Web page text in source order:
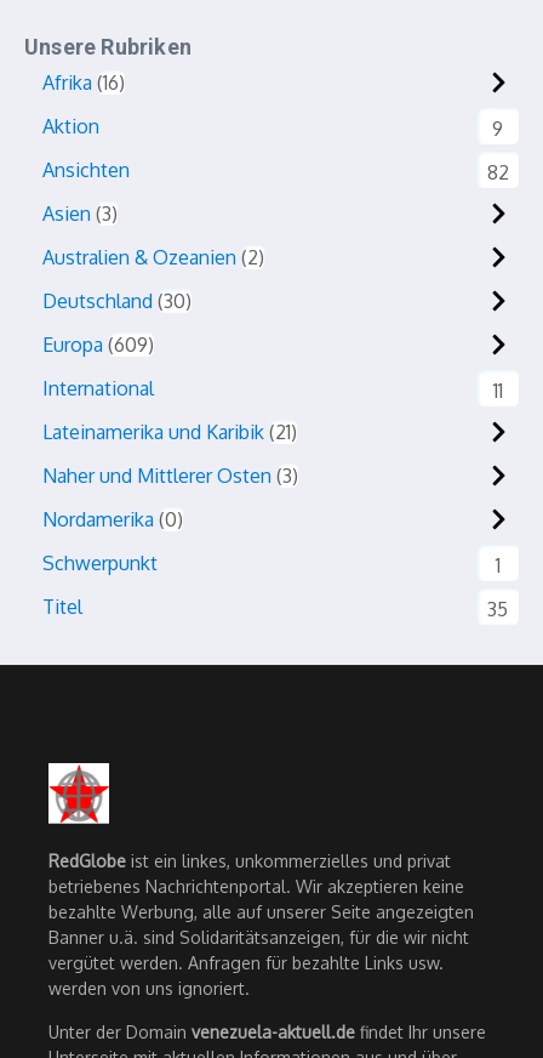
Unsere Rubriken
Afrika 16
Aktion
9
Ansichten
82
Asien 3
Australien & Ozeanien 2
Deutschland 30
Europa 609
International
11
Lateinamerika und Karibik 21
Naher und Mittlerer Osten 3
Nordamerika 0
Schwerpunkt
1
Titel
35
RedGlobe ist ein linkes, unkommerzielles und privat
betriebenes Nachrichtenportal. Wir akzeptieren keine
bezahlte Werbung, alle auf unserer Seite angezeigten
Banner u.ä. sind Solidaritätsanzeigen, für die wir nicht
vergütet werden. Anfragen für bezahlte Links usw.
werden von uns ignoriert.
Unter der Domain venezuela-aktuell.de findet Ihr unsere